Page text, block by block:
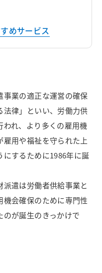
めサービス
事業の適正な運営の確保
法律」といい、労働力供
れ、より多くの雇用機
用や福祉を守られた上
するために1986年に誕
遣は労働者供給事業と
機会確保のために専門性
が誕生のきっかけで